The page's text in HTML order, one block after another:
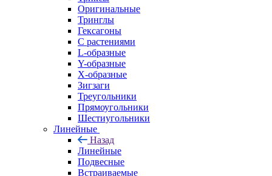
Оригинальные
Тринглы
Гексагоны
С растениями
L-образные
Y-образные
X-образные
Зигзаги
Треугольники
Прямоугольники
Шестиугольники
Линейные
Назад
Линейные
Подвесные
Встраиваемые